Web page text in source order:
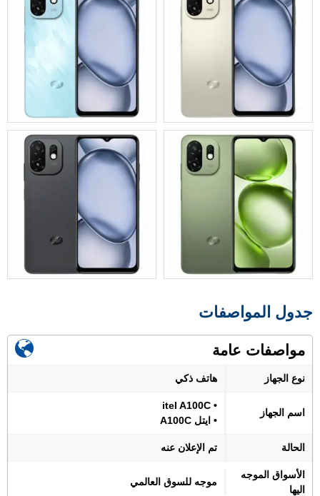
جدول المواصفات
مواصفات عامة
نوع الجهاز هاتف ذكي
اسم الجهاز
• itel A100C
• ايتل A100C
الحالة تم الإعلان عنه
الأسواق الموجه
اليها
موجه للسوق العالمي